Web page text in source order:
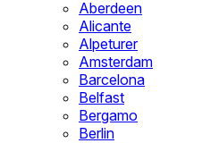
Aberdeen
Alicante
Alpeturer
Amsterdam
Barcelona
Belfast
Bergamo
Berlin